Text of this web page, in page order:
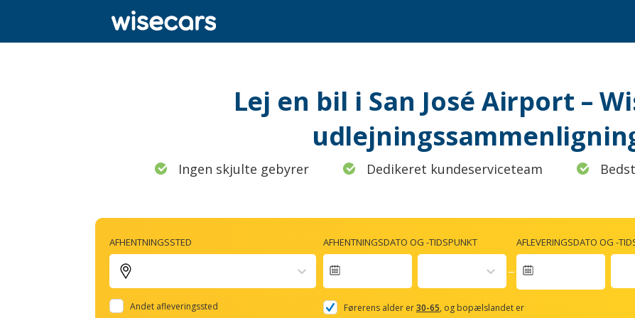
Lej en bil i San José Airport –
Ingen skjulte gebyrer Dedikeret kundeserviceteam
AFHENTNINGSSTED
Andet afleveringssted
AFHENTNINGSDATO OG -TIDSPUNKT
to
AFLEVERINGSDATO OG -
Førerens alder er30-65, og bopælslandet er